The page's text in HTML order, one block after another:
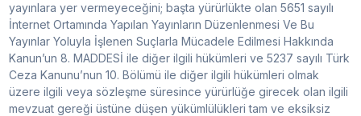
yayınlara yer vermeyeceğini; başta yürürlükte olan 5651 sayılı
İnternet Ortamında Yapılan Yayınların Düzenlenmesi Ve Bu
Yayınlar Yoluyla İşlenen Suçlarla Mücadele Edilmesi Hakkında
Kanun’un 8. MADDESİ ile diğer ilgili hükümleri ve 5237 sayılı Türk
Ceza Kanunu’nun 10. Bölümü ile diğer ilgili hükümleri olmak
üzere ilgili veya sözleşme süresince yürürlüğe girecek olan ilgili
mevzuat gereği üstüne düşen yükümlülükleri tam ve eksiksiz